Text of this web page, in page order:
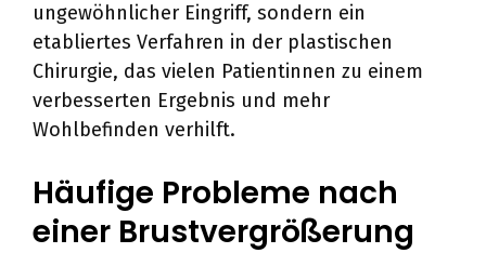
ungewöhnlicher Eingriff, sondern ein
etabliertes Verfahren in der plastischen
Chirurgie, das vielen Patientinnen zu einem
verbesserten Ergebnis und mehr
Wohlbefinden verhilft.
Häufige Probleme nach
einer Brustvergrößerung